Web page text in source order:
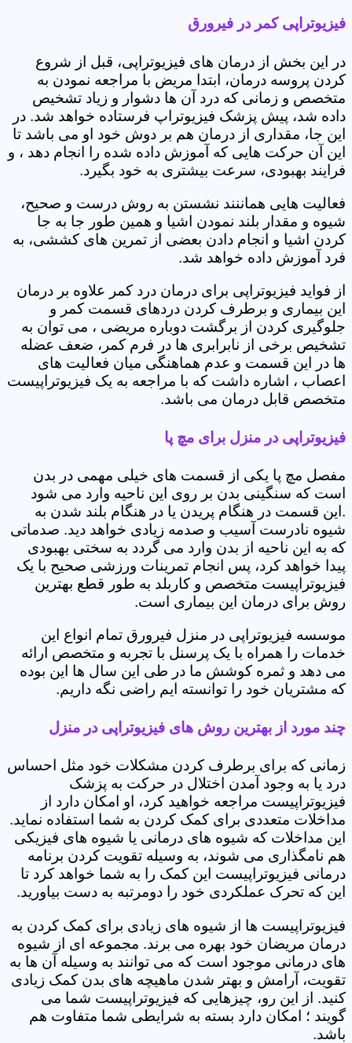
فیزیوتراپی کمر در فیرورق
در این بخش از درمان های فیزیوتراپی، قبل از شروع
کردن پروسه درمان، ابتدا مریض با مراجعه نمودن به
متخصص و زمانی که درد آن ها دشوار و زیاد تشخیص
داده شد، پیش پزشک فیزیوتراپ فرستاده خواهد شد. در
این جا، مقداری از درمان هم بر دوش خود او می باشد تا
این آن حرکت هایی که آموزش داده شده را انجام دهد ، و
فرایند بهبودی، سرعت بیشتری به خود بگیرد.
فعالیت هایی هماننند نشستن به روش درست و صحیح،
شیوه و مقدار بلند نمودن اشیا و همین طور جا به جا
کردن اشیا و انجام دادن بعضی از تمرین های کششی، به
فرد آموزش داده خواهد شد.
از فواید فیزیوتراپی برای درمان درد کمر علاوه بر درمان
این بیماری و برطرف کردن دردهای قسمت کمر و
جلوگیری کردن از برگشت دوباره مریضی ، می توان به
تشخیص برخی از نابرابری ها در فرم کمر، ضعف عضله
ها در این قسمت و عدم هماهنگی میان فعالیت های
اعصاب ، اشاره داشت که با مراجعه به یک فیزیوتراپیست
متخصص قابل درمان می باشد.
فیزیوتراپی در منزل برای مچ پا
مفصل مچ پا یکی از قسمت های خیلی مهمی در بدن
است که سنگینی بدن بر روی این ناحیه وارد می شود
.این قسمت در هنگام پریدن یا در هنگام بلند شدن به
شیوه نادرست آسیب و صدمه زیادی خواهد دید. صدماتی
که به این ناحیه از بدن وارد می گردد به سختی بهبودی
پیدا خواهد کرد، پس انجام تمرینات ورزشی صحیح با یک
فیزیوتراپیست متخصص و کاربلد به طور قطع بهترین
روش برای درمان این بیماری است.
موسسه فیزیوتراپی در منزل فیرورق تمام انواع این
خدمات را همراه با یک پرسنل با تجربه و متخصص ارائه
می دهد و ثمره کوشش ما در طی این سال ها این بوده
که مشتریان خود را توانسته ایم راضی نگه داریم.
چند مورد از بهترین روش های فیزیوتراپی در منزل
زمانی که برای برطرف کردن مشکلات خود مثل احساس
درد یا به وجود آمدن اختلال در حرکت به پزشک
فیزیوتراپیست مراجعه خواهید کرد، او امکان دارد از
مداخلات متعددی برای کمک کردن به شما استفاده نماید.
این مداخلات که شیوه های درمانی یا شیوه های فیزیکی
هم نامگذاری می شوند، به وسیله تقویت کردن برنامه
درمانی فیزیوتراپیست این کمک را به شما خواهد کرد تا
این که تحرک عملکردی خود را دومرتبه به دست بیاورید.
فیزیوتراپیست ها از شیوه های زیادی برای کمک کردن به
درمان مریضان خود بهره می برند. مجموعه ای از شیوه
های درمانی موجود است که می توانند به وسیله آن ها به
تقویت، آرامش و بهتر شدن ماهیچه های بدن کمک زیادی
کنید. از این رو، چیزهایی که فیزیوتراپیست شما می
گویند ؛ امکان دارد بسته به شرایطی شما متفاوت هم
باشد.